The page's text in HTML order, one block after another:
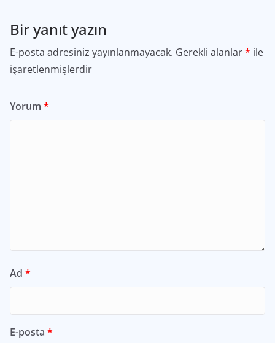
Bir yanıt yazın
E-posta adresiniz yayınlanmayacak. Gerekli alanlar* ile
işaretlenmişlerdir
Yorum *
Ad *
E-posta *